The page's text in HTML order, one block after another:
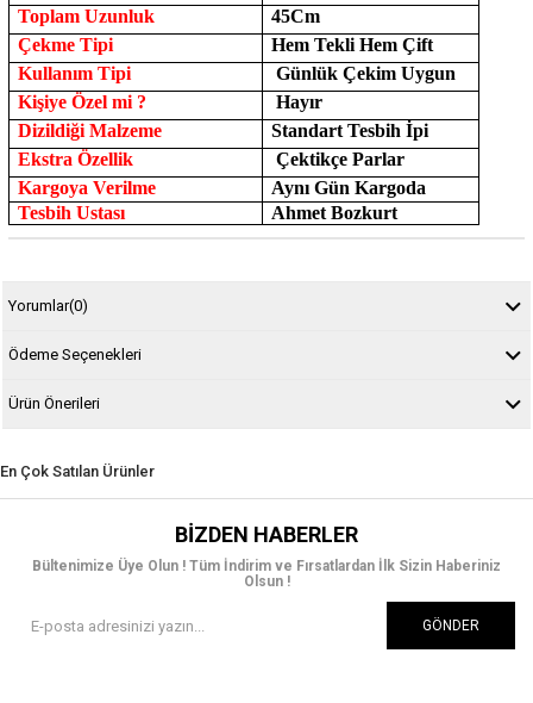
Toplam Uzunluk
45Cm
Çekme Tipi
Hem Tekli Hem Çift
Kullanım Tipi
Günlük Çekim Uygun
Kişiye Özel mi ?
Hayır
Dizildiği Malzeme
Standart Tesbih İpi
Ekstra Özellik
Çektikçe Parlar
Kargoya Verilme
Aynı Gün Kargoda
Tesbih Ustası
Ahmet Bozkurt
Yorumlar(0)
Ödeme Seçenekleri
Ürün Önerileri
En Çok Satılan Ürünler
BIZDEN HABERLER
Bültenimize Üye Olun ! Tüm İndirim ve Fırsatlardan İlk Sizin Haberiniz
Olsun !
GÖNDER